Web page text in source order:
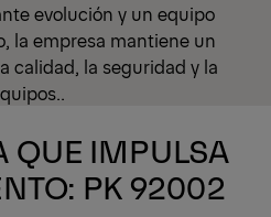
evolución y un equipo
la empresa mantiene un
calidad, la seguridad y la
QUE IMPULSA
PK 92002